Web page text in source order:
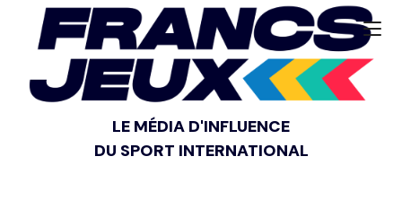
LE MÉDIA D'INFLUENCE
DU SPORT INTERNATIONAL